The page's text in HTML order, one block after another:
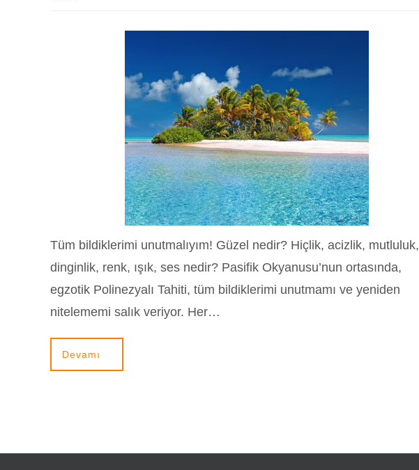
Tüm bildiklerimi unutmalıyım! Güzel nedir? Hiçlik, acizlik, mutluluk,
dinginlik, renk, ışık, ses nedir? Pasifik Okyanusu’nun ortasında,
egzotik Polinezyalı Tahiti, tüm bildiklerimi unutmamı ve yeniden
nitelememi salık veriyor. Her…
Devamı